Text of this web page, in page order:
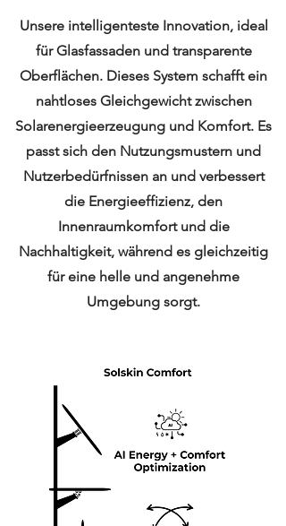
Unsere intelligenteste Innovation, ideal
für Glasfassaden und transparente
Oberflächen. Dieses System schafft ein
nahtloses Gleichgewicht zwischen
Solarenergieerzeugung und Komfort. Es
passt sich den Nutzungsmustern und
Nutzerbedürfnissen an und verbessert
die Energieeffizienz, den
Innenraumkomfort und die
Nachhaltigkeit, während es gleichzeitig
für eine helle und angenehme
Umgebung sorgt.